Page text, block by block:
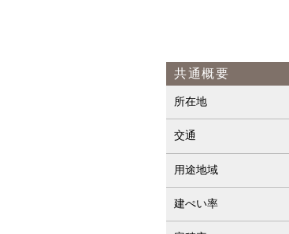
共通概要
所在地
交通
用途地域
建ぺい率